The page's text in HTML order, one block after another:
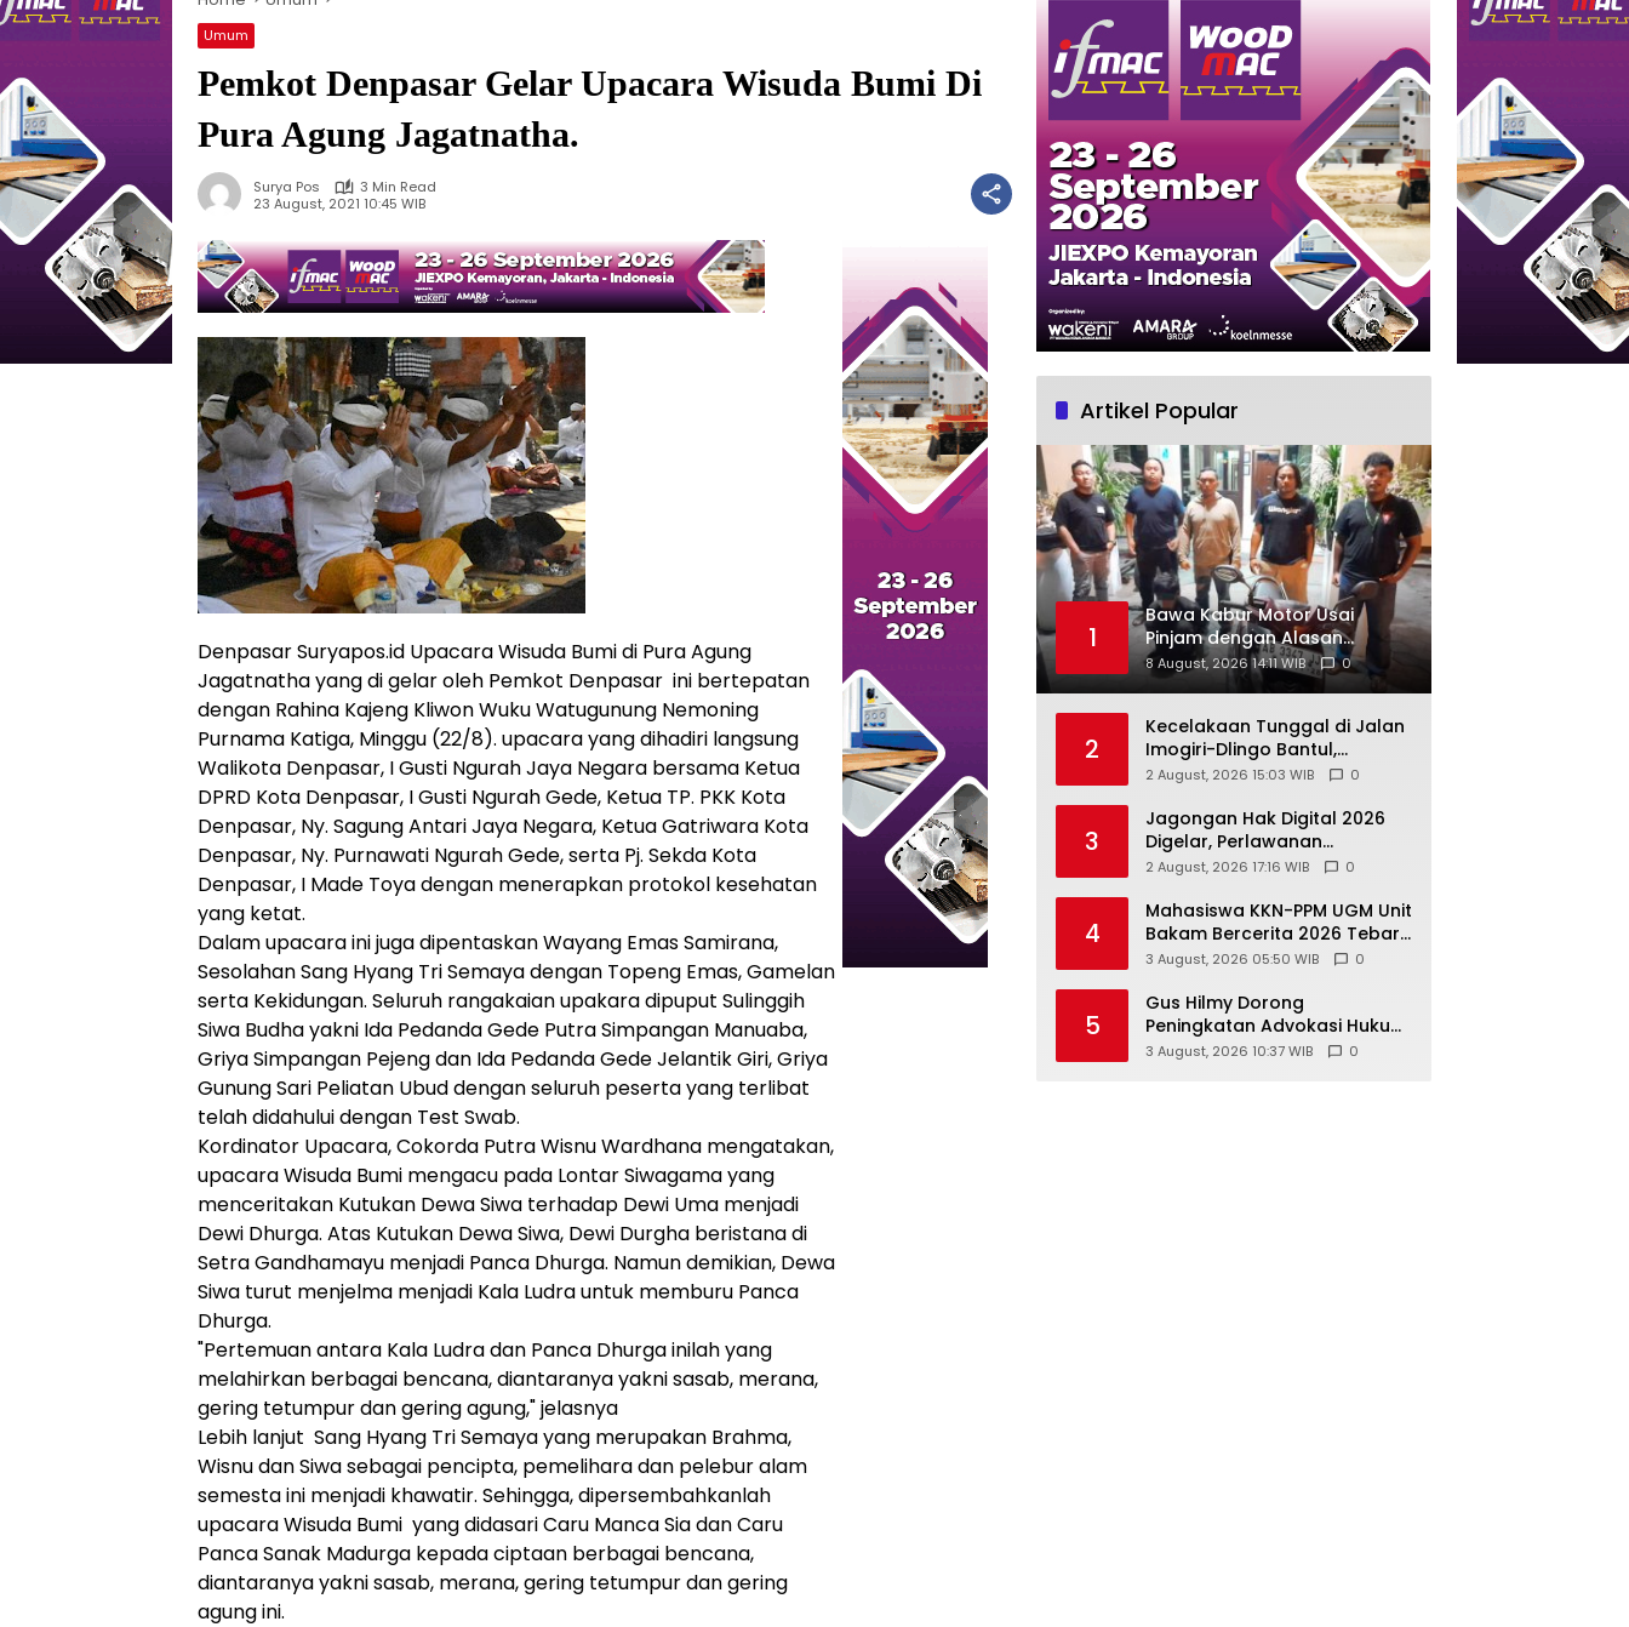
Umum
Pemkot Denpasar Gelar Upacara Wisuda Bumi Di
Pura Agung Jagatnatha.
Surya Pos
3 Min Read
23 August, 2021 10:45 WIB
Denpasar Suryapos.id Upacara Wisuda Bumi di Pura Agung
Jagatnatha yang di gelar oleh Pemkot Denpasar ini bertepatan
dengan Rahina Kajeng Kliwon Wuku Watugunung Nemoning
Purnama Katiga, Minggu (22/8). upacara yang dihadiri langsung
Walikota Denpasar, I Gusti Ngurah Jaya Negara bersama Ketua
DPRD Kota Denpasar, I Gusti Ngurah Gede, Ketua TP. PKK Kota
Denpasar, Ny. Sagung Antari Jaya Negara, Ketua Gatriwara Kota
Denpasar, Ny. Purnawati Ngurah Gede, serta Pj. Sekda Kota
Denpasar, I Made Toya dengan menerapkan protokol kesehatan
yang ketat.
Dalam upacara ini juga dipentaskan Wayang Emas Samirana,
Sesolahan Sang Hyang Tri Semaya dengan Topeng Emas, Gamelan
serta Kekidungan. Seluruh rangakaian upakara dipuput Sulinggih
Siwa Budha yakni Ida Pedanda Gede Putra Simpangan Manuaba,
Griya Simpangan Pejeng dan Ida Pedanda Gede Jelantik Giri, Griya
Gunung Sari Peliatan Ubud dengan seluruh peserta yang terlibat
telah didahului dengan Test Swab.
Kordinator Upacara, Cokorda Putra Wisnu Wardhana mengatakan,
upacara Wisuda Bumi mengacu pada Lontar Siwagama yang
menceritakan Kutukan Dewa Siwa terhadap Dewi Uma menjadi
Dewi Dhurga. Atas Kutukan Dewa Siwa, Dewi Durgha beristana di
Setra Gandhamayu menjadi Panca Dhurga. Namun demikian, Dewa
Siwa turut menjelma menjadi Kala Ludra untuk memburu Panca
Dhurga.
"Pertemuan antara Kala Ludra dan Panca Dhurga inilah yang
melahirkan berbagai bencana, diantaranya yakni sasab, merana,
gering tetumpur dan gering agung," jelasnya
Lebih lanjut Sang Hyang Tri Semaya yang merupakan Brahma,
Wisnu dan Siwa sebagai pencipta, pemelihara dan pelebur alam
semesta ini menjadi khawatir. Sehingga, dipersembahkanlah
upacara Wisuda Bumi yang didasari Caru Manca Sia dan Caru
Panca Sanak Madurga kepada ciptaan berbagai bencana,
diantaranya yakni sasab, merana, gering tetumpur dan gering
agung ini.
Artikel Popular
1
Bawa Kabur Motor Usai
Pinjam dengan Alasan
Jemput Adik di SPBU, Pelaku
Ditangkap Saat COD
8 August, 2026 14:11 WIB 0
2
Kecelakaan Tunggal di Jalan
Imogiri-Dlingo Bantul,
Daihatsu Xenia Terjun ke
2 August, 2026 15:03 WIB 0
3
Jagongan Hak Digital 2026
Digelar, Perlawanan
Terhadap Pembungkaman
2 August, 2026 17:16 WIB 0
4
Mahasiswa KKN-PPM UGM Unit
Bakam Bercerita 2026 Tebar
1.200 Bibit Mangrove di Sungai
3 August, 2026 05:50 WIB 0
5
Gus Hilmy Dorong
Peningkatan Advokasi Hukum
dan Digitalisasi Gerakan
3 August, 2026 10:37 WIB 0